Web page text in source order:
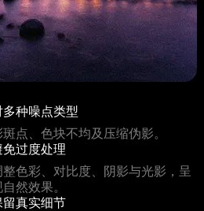
多种噪点类型
点、色块不均及压缩伪影。
免过度处理
色彩、对比度、阴影与光影，呈
然效果。
留真实细节